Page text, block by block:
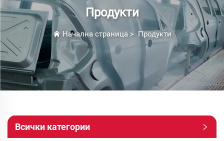
Продукти
Начална страница > Продукти
Всички категории